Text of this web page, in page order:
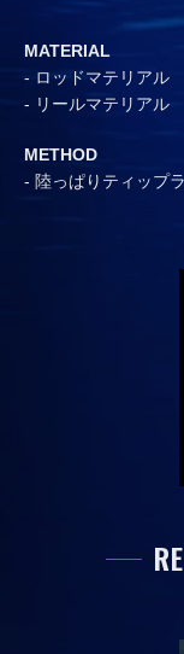
MATERIAL
ロッドマテリアル
リールマテリアル
METHOD
陸っぱりティップ